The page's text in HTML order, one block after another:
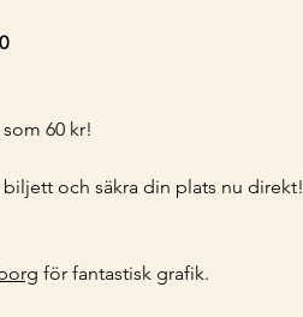
60 kr!
biljett och säkra din plats nu direkt!
för fantastisk grafik.